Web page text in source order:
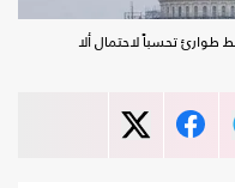
طوارئ تحسباً لاحتمال ألا